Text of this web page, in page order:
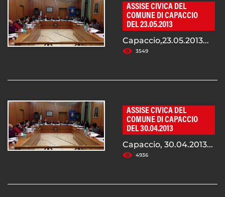
ASSISE CIVICA DEL
COMUNE DI CAPACCIO
DEL 23.05.2013
Capaccio,23.05.2013...
3549
ASSISE CIVICA DEL
COMUNE DI CAPACCIO
DEL 30.04.2013
Capaccio, 30.04.2013...
4936